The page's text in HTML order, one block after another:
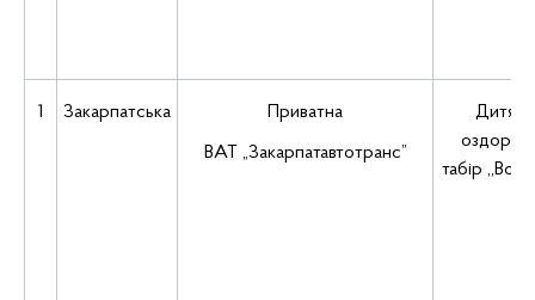
1 Закарпатська Приватна
ВАТ „Закарпатавтотранс”
табір